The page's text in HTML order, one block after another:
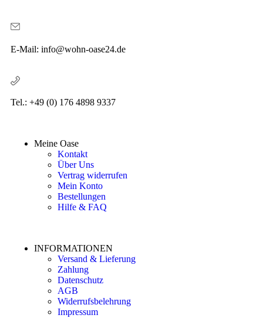
E-Mail: info@wohn-oase24.de
Tel.: +49 (0) 176 4898 9337
Meine Oase
Kontakt
Über Uns
Vertrag widerrufen
Mein Konto
Bestellungen
Hilfe & FAQ
INFORMATIONEN
Versand & Lieferung
Zahlung
Datenschutz
AGB
Widerrufsbelehrung
Impressum